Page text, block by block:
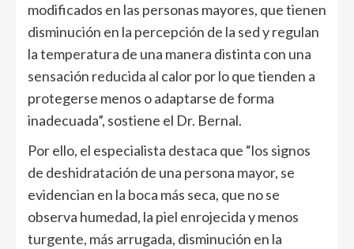
modificados en las personas mayores, que tienen
disminución en la percepción de la sed y regulan
la temperatura de una manera distinta con una
sensación reducida al calor por lo que tienden a
protegerse menos o adaptarse de forma
inadecuada”, sostiene el Dr. Bernal.
Por ello, el especialista destaca que “los signos
de deshidratación de una persona mayor, se
evidencian en la boca más seca, que no se
observa humedad, la piel enrojecida y menos
turgente, más arrugada, disminución en la